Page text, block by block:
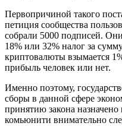
Первопричиной такого
петиция сообщества
собрали 5000 подписей.
18% или 32% налог за
криптовалюты взымается
прибыль человек или нет.
Именно поэтому,
сборы в данной сфере
принятию закона
комьюнити внимательно